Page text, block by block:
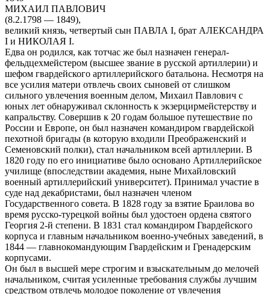
МИХАИЛ ПАВЛОВИЧ
(8.2.1798 — 1849),
великий князь, четвертый сын ПАВЛА I, брат АЛЕКСАНДРА
I и НИКОЛАЯ I.
Едва он родился, как тотчас же был назначен генерал-
фельдцехмейстером (высшее звание в русской артиллерии) и
шефом гвардейского артиллерийского батальона. Несмотря на
все усилия матери отвлечь своих сыновей от слишком
сильного увлечения военным делом, Михаил Павлович с
юных лет обнаруживал склонность к экзерцирмейстерству и
капральству. Совершив к 20 годам большое путешествие по
России и Европе, он был назначен командиром гвардейской
пехотной бригады (в которую входили Преображенский и
Семеновский полки), стал начальником всей артиллерии. В
1820 году по его инициативе было основано Артиллерийское
училище (впоследствии академия, ныне Михайловский
военный артиллерийский университет). Принимал участие в
суде над декабристами, был назначен членом
Государственного совета. В 1828 году за взятие Браилова во
время русско-турецкой войны был удостоен ордена святого
Георгия 2-й степени. В 1831 стал командиром Гвардейского
корпуса и главным начальником военно-учебных заведений, в
1844 — главнокомандующим Гвардейским и Гренадерским
корпусами.
Он был в высшей мере строгим и взыскательным до мелочей
начальником, считая усиленные требования службы лучшим
средством отвлечь молодое поколение от увлечения